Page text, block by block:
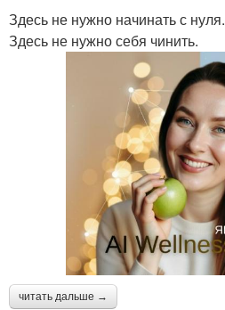
Здесь не нужно начинать с нуля.
Здесь не нужно себя чинить.
читать дальше →